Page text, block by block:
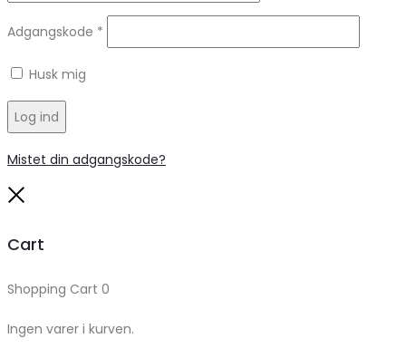
Adgangskode *
Husk mig
Log ind
Mistet din adgangskode?
Cart
Shopping Cart 0
Ingen varer i kurven.